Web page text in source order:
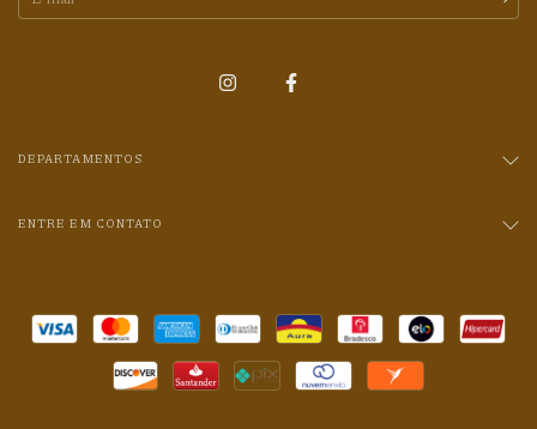
DEPARTAMENTOS
ENTRE EM CONTATO